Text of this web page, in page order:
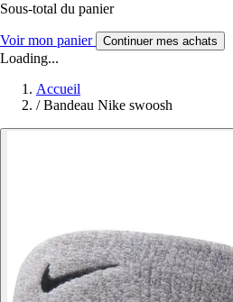
Sous-total du panier
Voir mon panier Continuer mes achats
Loading...
Accueil
/ Bandeau Nike swoosh